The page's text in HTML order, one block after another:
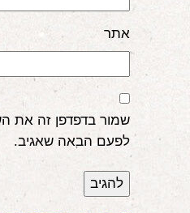
אתר
שמור בדפדפן זה את
לפעם הבאה שאגיב.